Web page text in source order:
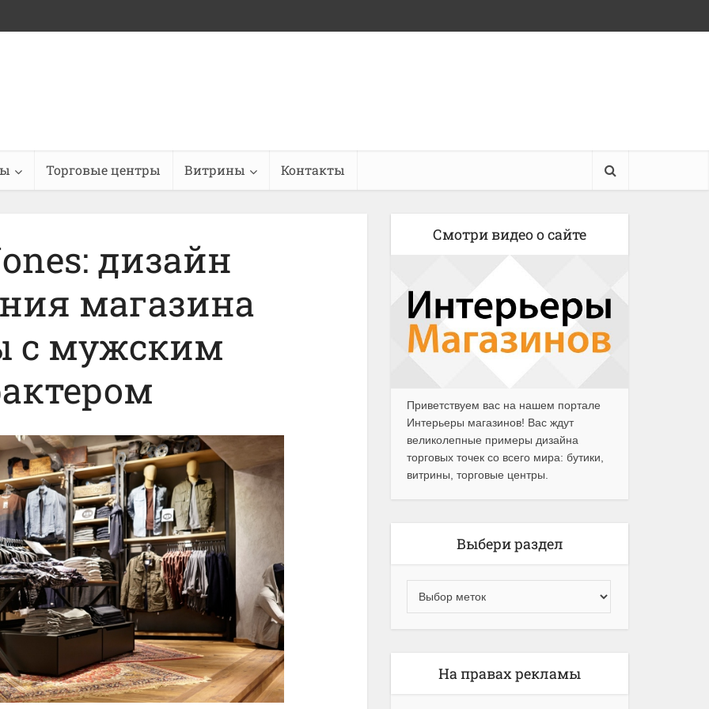
Торговые центры Витрины Контакты
дизайн
магазина
с мужским
Смотри видео о сайте
Приветствуем вас на нашем портале
Интерьеры магазинов! Вас ждут
великолепные примеры дизайна
торговых точек со всего мира: бутики,
витрины, торговые центры.
Выбери раздел
На правах рекламы